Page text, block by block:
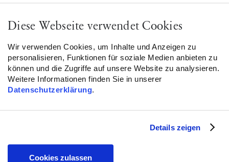
Diese Webseite verwendet Cookies
Wir verwenden Cookies, um Inhalte und Anzeigen zu
personalisieren, Funktionen für soziale Medien anbieten zu
können und die Zugriffe auf unsere Website zu analysieren.
Weitere Informationen finden Sie in unserer
Datenschutzerklärung
Details zeigen
Cookies zulassen
(politische) Kommunikation & Presse
WEITERLESEN
– 04.12.2025